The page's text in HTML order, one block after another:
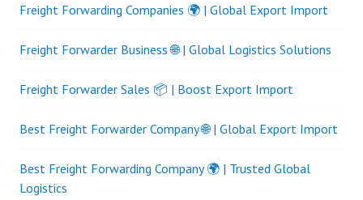
Freight Forwarding Companies 🌍 | Global Export Import
Freight Forwarder Business 🌐 | Global Logistics Solutions
Freight Forwarder Sales 📦 | Boost Export Import
Best Freight Forwarder Company 🌐 | Global Export Import
Best Freight Forwarding Company 🌍 | Trusted Global
Logistics